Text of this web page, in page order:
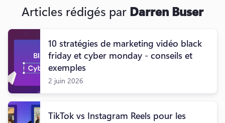
Articles rédigés par Darren Buser
10 stratégies de marketing vidéo black
friday et cyber monday - conseils et
exemples
2 juin 2026
TikTok vs Instagram Reels pour les